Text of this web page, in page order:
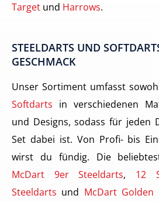
Target und Harrows.
STEELDARTS UND
GESCHMACK
Unser Sortiment umfasst
Softdarts in verschiedenen
und Designs, sodass für jeden
Set dabei ist. Von Profi- bis
wirst du fündig. Die
McDart 9er Steeldarts, 12
Steeldarts und McDart